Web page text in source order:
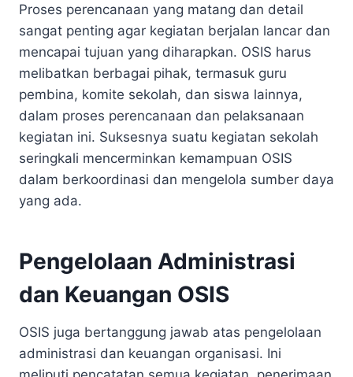
Proses perencanaan yang matang dan detail
sangat penting agar kegiatan berjalan lancar dan
mencapai tujuan yang diharapkan. OSIS harus
melibatkan berbagai pihak, termasuk guru
pembina, komite sekolah, dan siswa lainnya,
dalam proses perencanaan dan pelaksanaan
kegiatan ini. Suksesnya suatu kegiatan sekolah
seringkali mencerminkan kemampuan OSIS
dalam berkoordinasi dan mengelola sumber daya
yang ada.
Pengelolaan Administrasi
dan Keuangan OSIS
OSIS juga bertanggung jawab atas pengelolaan
administrasi dan keuangan organisasi. Ini